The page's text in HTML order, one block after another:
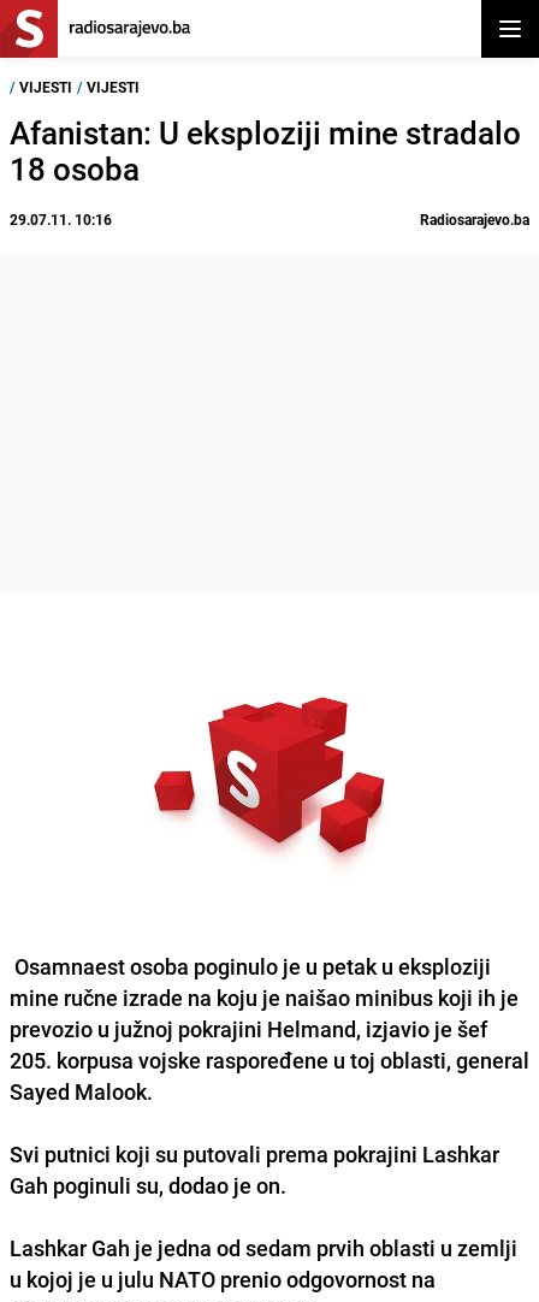
/ VIJESTI / VIJESTI
Afanistan: U eksploziji mine stradalo
18 osoba
29.07.11. 10:16 Radiosarajevo.ba
Osamnaest osoba poginulo je u petak u eksploziji
mine ručne izrade na koju je naišao minibus koji ih je
prevozio u južnoj pokrajini Helmand, izjavio je šef
205. korpusa vojske raspoređene u toj oblasti, general
Sayed Malook.
Svi putnici koji su putovali prema pokrajini Lashkar
Gah poginuli su, dodao je on.
Lashkar Gah je jedna od sedam prvih oblasti u zemlji
u kojoj je u julu NATO prenio odgovornost na